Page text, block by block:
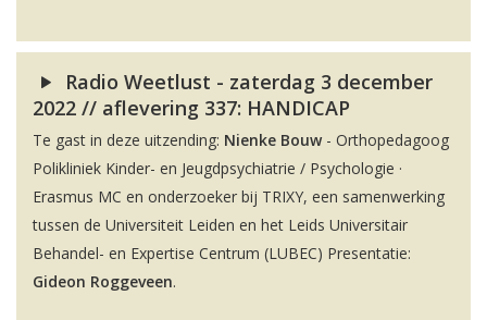
Radio Weetlust - zaterdag 3 december
2022 // aflevering 337: HANDICAP
Te gast in deze uitzending: Nienke Bouw- Orthopedagoog
Polikliniek Kinder- en Jeugdpsychiatrie / Psychologie ·
Erasmus MC en onderzoeker bij TRIXY, een samenwerking
tussen de Universiteit Leiden en het Leids Universitair
Behandel- en Expertise Centrum (LUBEC) Presentatie:
Gideon Roggeveen.